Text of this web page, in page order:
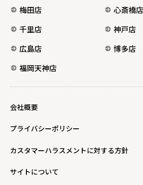
梅田店
心斎橋店
千里店
神戸店
広島店
博多店
福岡天神店
会社概要
プライバシーポリシー
カスタマーハラスメントに対する方針
サイトについて